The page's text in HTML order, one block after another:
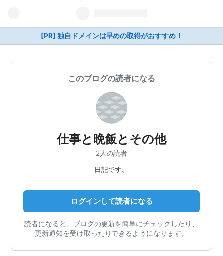
[PR] 独自ドメインは早めの取得がおすすめ！
このブログの読者になる
仕事と晩飯とその他
2人の読者
日記です。
ログインして読者になる
読者になると、ブログの更新を簡単にチェックしたり、
更新通知を受け取ったりできるようになります。